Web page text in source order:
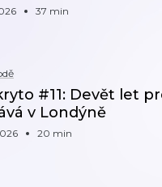
37 min
#11: Devět let
v Londýně
20 min